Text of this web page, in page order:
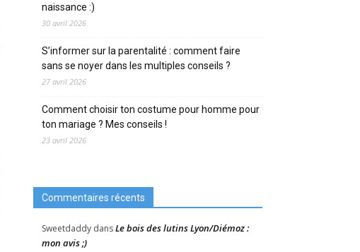
naissance :)
30 avril 2026
S’informer sur la parentalité : comment faire
sans se noyer dans les multiples conseils ?
27 avril 2026
Comment choisir ton costume pour homme pour
ton mariage ? Mes conseils !
23 avril 2026
Commentaires récents
Sweetdaddy dansLe bois des lutins Lyon/Diémoz :
mon avis ;)